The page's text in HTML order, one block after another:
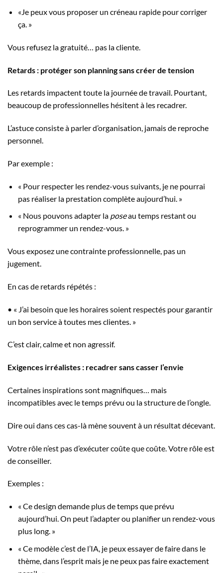
«Je peux vous proposer un créneau rapide pour corriger
ça. »
Vous refusez la gratuité… pas la cliente.
Retards : protéger son planning sans créer de tension
Les retards impactent toute la journée de travail. Pourtant,
beaucoup de professionnelles hésitent à les recadrer.
L’astuce consiste à parler d’organisation, jamais de reproche
personnel.
Par exemple :
« Pour respecter les rendez-vous suivants, je ne pourrai
pas réaliser la prestation complète aujourd’hui. »
« Nous pouvons adapter la poseau temps restant ou
reprogrammer un rendez-vous. »
Vous exposez une contrainte professionnelle, pas un
jugement.
En cas de retards répétés :
• « J’ai besoin que les horaires soient respectés pour garantir
un bon service à toutes mes clientes. »
C’est clair, calme et non agressif.
Exigences irréalistes : recadrer sans casser l’envie
Certaines inspirations sont magnifiques… mais
incompatibles avec le temps prévu ou la structure de l’ongle.
Dire oui dans ces cas-là mène souvent à un résultat décevant.
Votre rôle n’est pas d’exécuter coûte que coûte. Votre rôle est
de conseiller.
Exemples :
« Ce design demande plus de temps que prévu
aujourd’hui. On peut l’adapter ou planifier un rendez-vous
plus long. »
« Ce modèle c’est de l’IA, je peux essayer de faire dans le
thème, dans l’esprit mais je ne peux pas faire exactement